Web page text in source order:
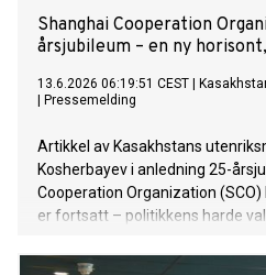
Shanghai Cooperation
årsjubileum – en ny
13.6.2026 06:19:51 CEST
Pressemelding
Artikkel av Kasakhstans
Kosherbayev i anledning 25-
Cooperation Organization
er fortsatt – politikkens harde
utfordringer er avgjørende for